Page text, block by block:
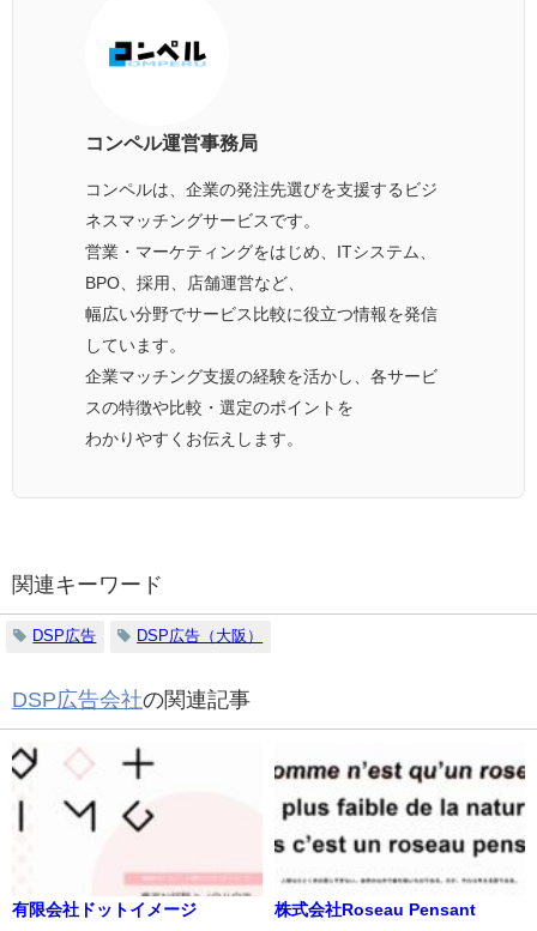
コンペル運営事務局
コンペルは、企業の発注先選びを支援するビジ
ネスマッチングサービスです。
営業・マーケティングをはじめ、ITシステム、
BPO、採用、店舗運営など、
幅広い分野でサービス比較に役立つ情報を発信
しています。
企業マッチング支援の経験を活かし、各サービ
スの特徴や比較・選定のポイントを
わかりやすくお伝えします。
関連キーワード
DSP広告 DSP広告（大阪）
DSP広告会社の関連記事
有限会社ドットイメージ 株式会社Roseau Pensant